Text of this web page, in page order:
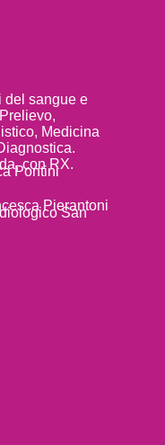
del sangue e
Medicina
con RX.
Pontini
Pierantoni
San